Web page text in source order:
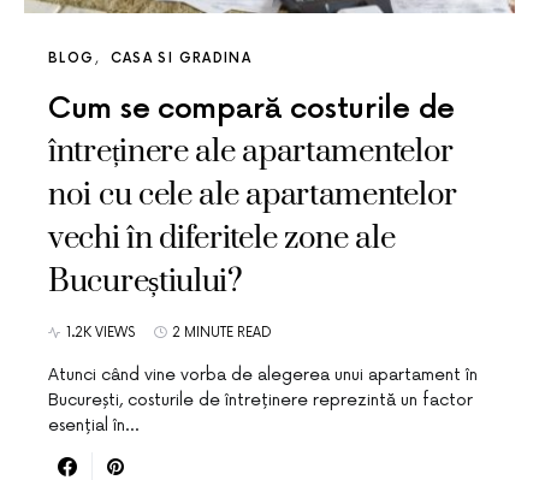
BLOG CASA SI GRADINA
Cum se compară costurile de
întreținere ale apartamentelor
noi cu cele ale apartamentelor
vechi în diferitele zone ale
Bucureștiului?
1.2K VIEWS 2 MINUTE READ
Atunci când vine vorba de alegerea unui apartament în
București, costurile de întreținere reprezintă un factor
esențial în…